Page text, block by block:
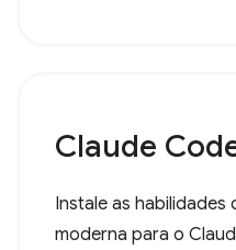
Claude
Instale as
moderna para o